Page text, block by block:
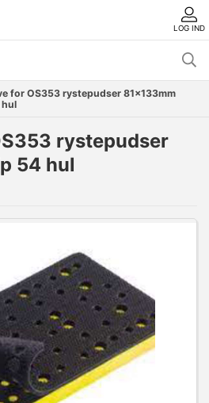
LOG IND
for OS353 rystepudser 81x133mm
rystepudser
54 hul